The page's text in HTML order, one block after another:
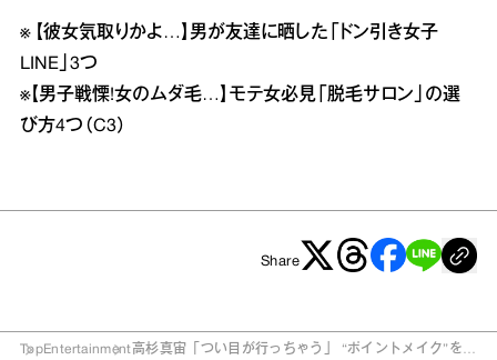
※ 【彼女気取りかよ…】男が友達に晒した「ドン引き女子
LINE」3つ
※【男子戦慄!女のムダ毛…】モテ女必見「脱毛サロン」の選
び方4つ（C3）
Share
TopEntertainment高杉真宙「つい目が行っちゃう」 “ポイントメイク”を絶